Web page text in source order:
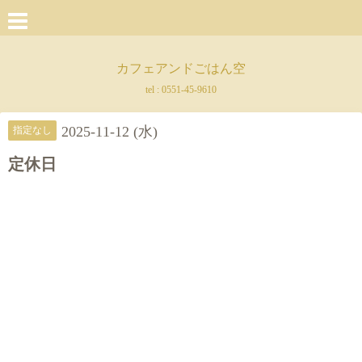
カフェアンドごはん空
tel : 0551-45-9610
指定なし 2025-11-12 (水)
定休日